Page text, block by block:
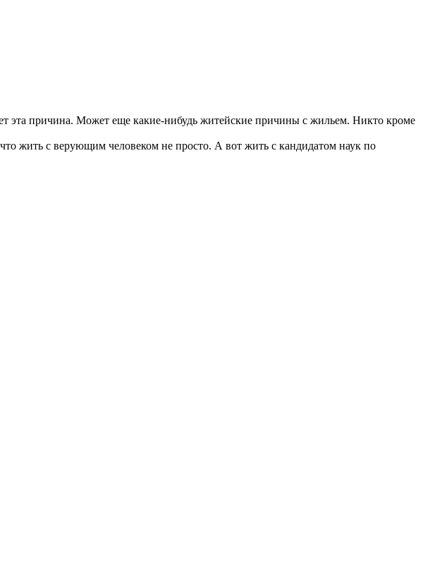
эта причина. Может еще какие-нибудь житейские причины с жильем. Никто кроме
жить с верующим человеком не просто. А вот жить с кандидатом наук по